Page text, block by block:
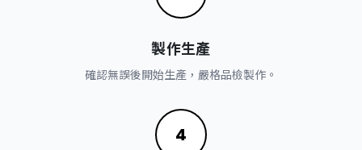
製作生產
確認無誤後開始生產，嚴格品檢製作。
4